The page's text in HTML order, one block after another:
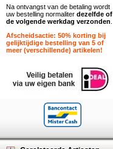
Na ontvangst van de betaling wordt
uw bestelling normaliter dezelfde of
de volgende werkdag verzonden
Afscheidsactie: 50% korting bij
gelijktijdige bestelling van 5 of
meer (verschillende) artikelen!